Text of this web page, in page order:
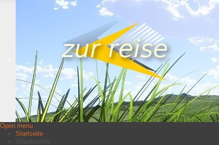
Open menu
Startseite